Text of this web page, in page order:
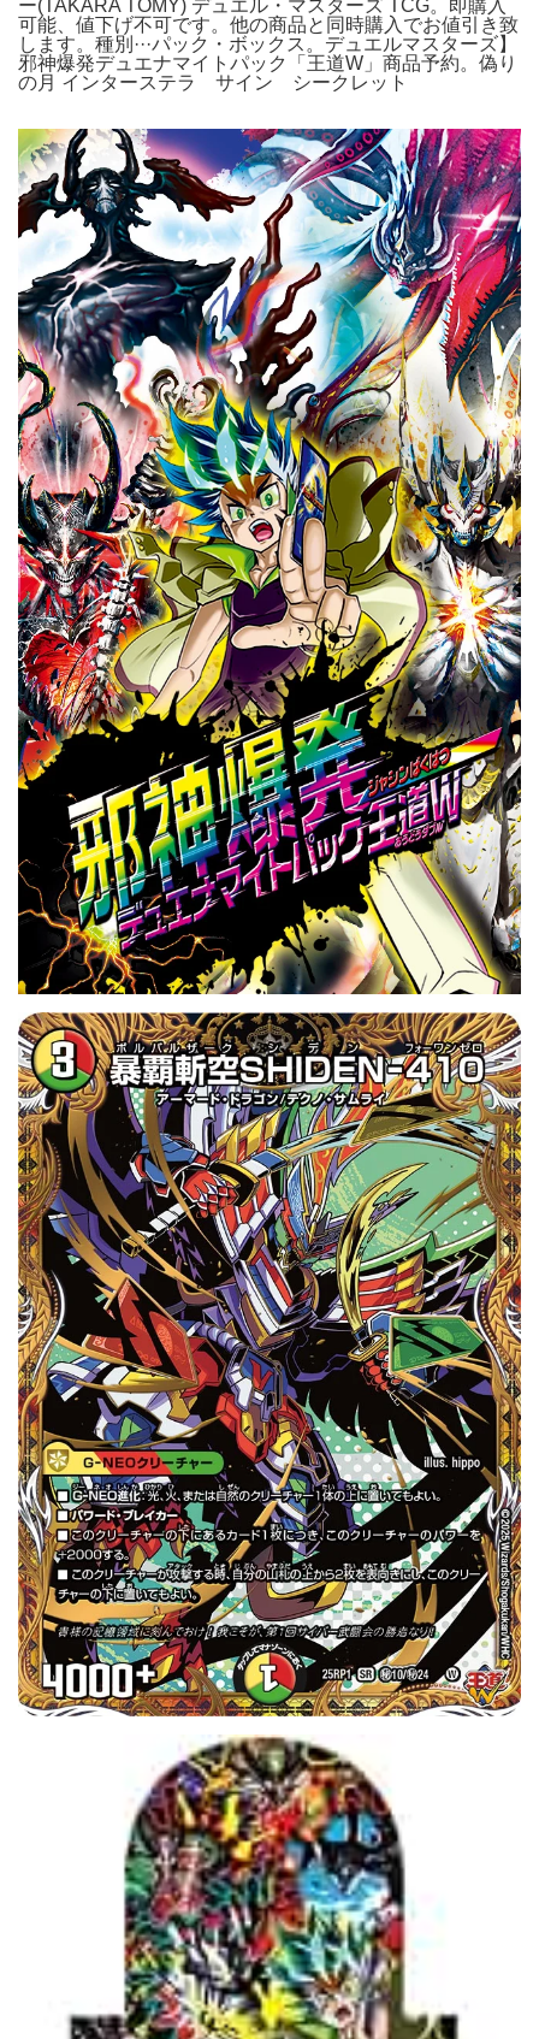
ー(TAKARA TOMY) デュエル・マスターズ TCG。即購入
可能、値下げ不可です。他の商品と同時購入でお値引き致
します。種別···パック・ボックス。デュエルマスターズ】
邪神爆発デュエナマイトパック「王道W」商品予約。偽り
の月 インターステラ サイン シークレット